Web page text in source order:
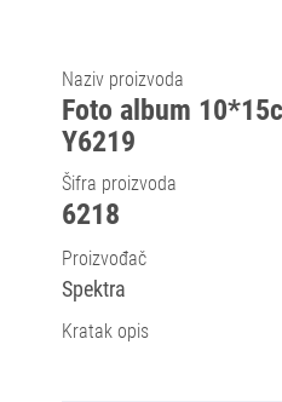
Naziv proizvoda
Foto album
Y6219
Šifra proizvoda
6218
Proizvođač
Spektra
Kratak opis